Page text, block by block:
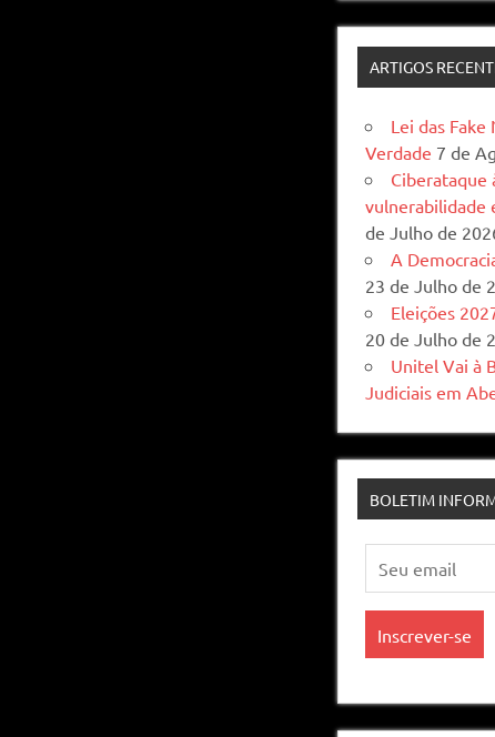
ARTIGOS
Lei das
Verdade 7 de
Ciberataque
vulnerabilidade
de Julho de
A
23 de Julho de
Eleições
20 de Julho de
Unitel Vai à
Judiciais em
BOLETIM